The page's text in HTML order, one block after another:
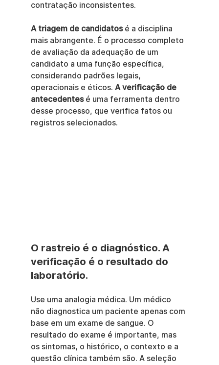
contratação inconsistentes.
A triagem de candidatos é a disciplina
mais abrangente. É o processo completo
de avaliação da adequação de um
candidato a uma função específica,
considerando padrões legais,
operacionais e éticos. A verificação de
antecedentes é uma ferramenta dentro
desse processo, que verifica fatos ou
registros selecionados.
O rastreio é o diagnóstico. A
verificação é o resultado do
laboratório.
Use uma analogia médica. Um médico
não diagnostica um paciente apenas com
base em um exame de sangue. O
resultado do exame é importante, mas
os sintomas, o histórico, o contexto e a
questão clínica também são. A seleção